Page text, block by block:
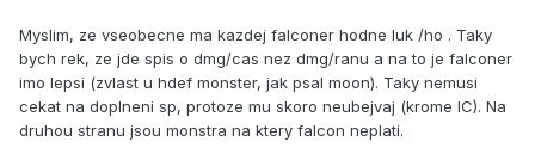
Myslim, ze vseobecne ma kazdej falconer hodne luk /ho . Taky
bych rek, ze jde spis o dmg/cas nez dmg/ranu a na to je falconer
imo lepsi (zvlast u hdef monster, jak psal moon). Taky nemusi
cekat na doplneni sp, protoze mu skoro neubejvaj (krome IC). Na
druhou stranu jsou monstra na ktery falcon neplati.